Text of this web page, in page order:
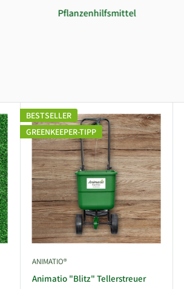
Pflanzenhilfsmittel
BESTSELLER
GREENKEEPER-TIPP
ANIMATIO®
Animatio "Blitz" Tellerstreuer